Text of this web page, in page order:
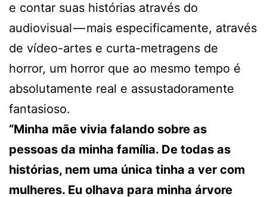
e contar suas histórias através do
audiovisual — mais especificamente, através
de vídeo-artes e curta-metragens de
horror, um horror que ao mesmo tempo é
absolutamente real e assustadoramente
fantasioso.
“Minha mãe vivia falando sobre as
pessoas da minha família. De todas as
histórias, nem uma única tinha a ver com
mulheres. Eu olhava para minha árvore